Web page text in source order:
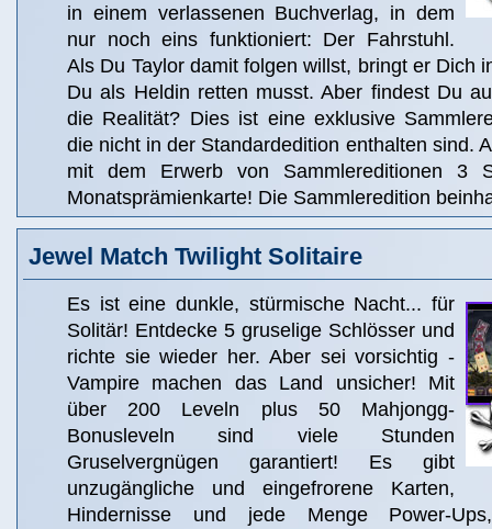
in einem verlassenen Buchverlag, in dem
nur noch eins funktioniert: Der Fahrstuhl.
Als Du Taylor damit folgen willst, bringt er Dich
Du als Heldin retten musst. Aber findest Du
die Realität? Dies ist eine exklusive
die nicht in der Standardedition enthalten sind.
mit dem Erwerb von Sammlereditionen 3
Monatsprämienkarte! Die Sammleredition
Jewel Match Twilight Solitaire
Es ist eine dunkle, stürmische Nacht... für
Solitär! Entdecke 5 gruselige Schlösser und
richte sie wieder her. Aber sei vorsichtig -
Vampire machen das Land unsicher! Mit
über 200 Leveln plus 50 Mahjongg-
Bonusleveln sind viele Stunden
Gruselvergnügen garantiert! Es gibt
unzugängliche und eingefrorene Karten,
Hindernisse und jede Menge Power-